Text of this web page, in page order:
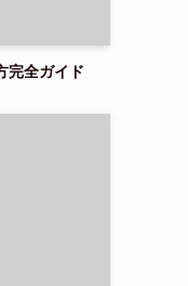
完全ガイド